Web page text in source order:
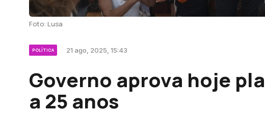
Foto: Lusa
POLÍTICA 21 ago, 2025, 15:43
Governo aprova hoje
a 25 anos